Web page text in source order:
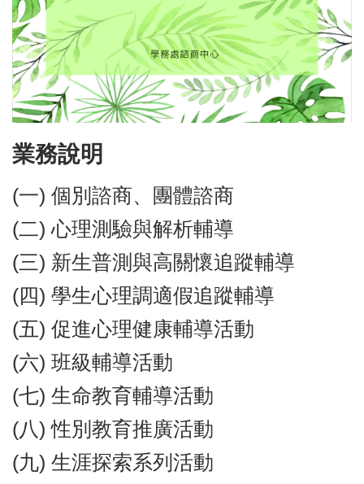
業務說明
(一) 個別諮商、團體諮商
(二) 心理測驗與解析輔導
(三) 新生普測與高關懷追蹤輔導
(四) 學生心理調適假追蹤輔導
(五) 促進心理健康輔導活動
(六) 班級輔導活動
(七) 生命教育輔導活動
(八) 性別教育推廣活動
(九) 生涯探索系列活動